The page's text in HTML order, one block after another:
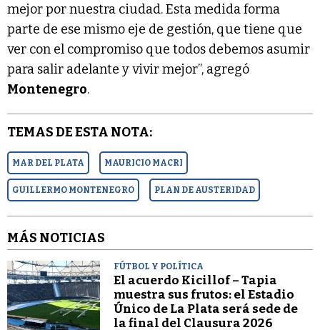
mejor por nuestra ciudad. Esta medida forma
parte de ese mismo eje de gestión, que tiene que
ver con el compromiso que todos debemos asumir
para salir adelante y vivir mejor”, agregó
Montenegro.
TEMAS DE ESTA NOTA:
MAR DEL PLATA MAURICIO MACRI
GUILLERMO MONTENEGRO PLAN DE AUSTERIDAD
MÁS NOTICIAS
FÚTBOL Y POLÍTICA
El acuerdo Kicillof – Tapia
muestra sus frutos: el Estadio
Único de La Plata será sede de
la final del Clausura 2026